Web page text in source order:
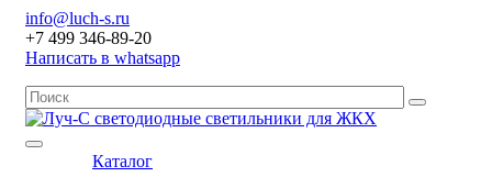
info@luch-s.ru
+7 499 346-89-20
Написать в whatsapp
Каталог